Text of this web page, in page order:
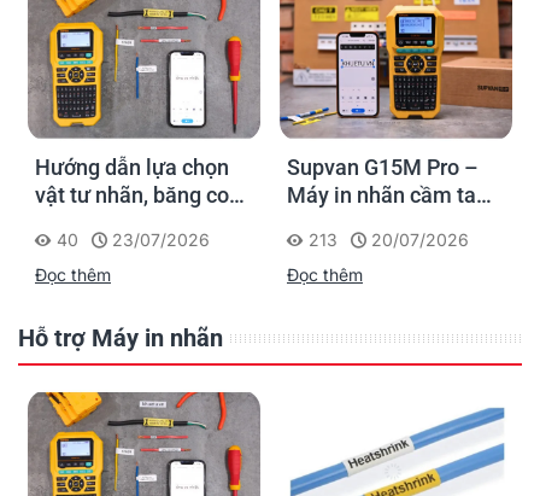
Hướng dẫn lựa chọn
vật tư nhãn, băng co
Supvan G15M Pro
40
23/07/2026
Đọc thêm
Supvan G15M Pro –
Máy in nhãn cầm tay
dấu một lần, tra cứu
trọn đời công trình
213
20/07/2026
Đọc thêm
Hỗ trợ Máy in nhãn